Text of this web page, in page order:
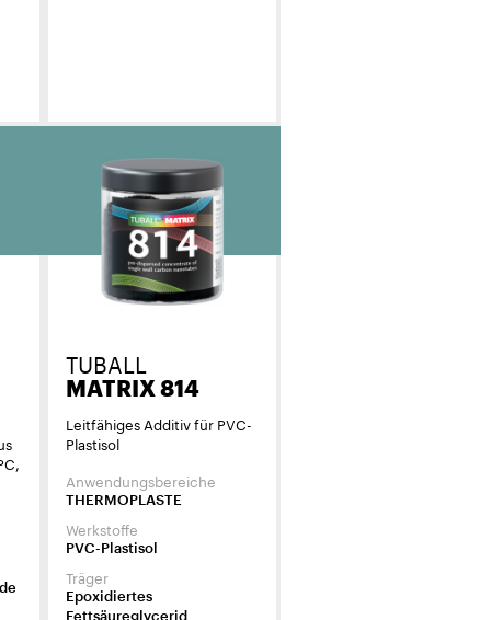
TUBALL
MATRIX 814
Leitfähiges Additiv für PVC-
Plastisol
Anwendungsbereiche
THERMOPLASTE
Werkstoffe
PVC-Plastisol
Träger
Epoxidiertes
Fettsäureglycerid